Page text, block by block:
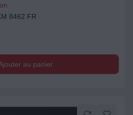
8462 FR
au panier